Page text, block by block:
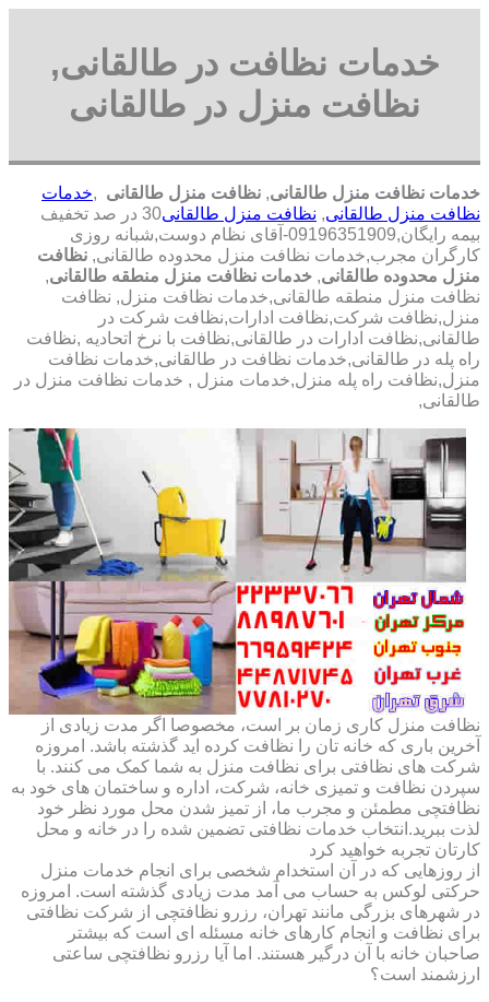
خدمات نظافت در طالقانی,
نظافت منزل در طالقانی
خدمات نظافت منزل طالقانی, نظافت منزل طالقانی ,خدمات
نظافت منزل طالقانی, نظافت منزل طالقانی
30 در صد تخفیف
بیمه رایگان,09196351909-آقای نظام دوست,شبانه روزی
کارگران مجرب,خدمات نظافت منزل محدوده طالقانی, نظافت
منزل محدوده طالقانی, خدمات نظافت منزل منطقه طالقانی,
نظافت منزل منطقه طالقانی,خدمات نظافت منزل, نظافت
منزل,نظافت شرکت,نظافت ادارات,نظافت شرکت در
طالقانی,نظافت ادارات در طالقانی,نظافت با نرخ اتحادیه ,نظافت
راه پله در طالقانی,خدمات نظافت در طالقانی,خدمات نظافت
منزل,نظافت راه پله منزل,خدمات منزل , خدمات نظافت منزل در
طالقانی,
نظافت منزل کاری زمان بر است، مخصوصا اگر مدت زیادی از
آخرین باری که خانه تان را نظافت کرده اید گذشته باشد. امروزه
شرکت های نظافتی برای نظافت منزل به شما کمک می کنند. با
سپردن نظافت و تمیزی خانه، شرکت، اداره و ساختمان های خود به
نظافتچی مطمئن و مجرب ما، از تمیز شدن محل مورد نظر خود
لذت ببرید.انتخاب خدمات نظافتی تضمین شده را در خانه و محل
کارتان تجربه خواهید کرد
از روزهایی که در آن استخدام شخصی برای انجام خدمات منزل
حرکتی لوکس به حساب می آمد مدت زیادی گذشته است. امروزه
در شهرهای بزرگی مانند تهران، رزرو نظافتچی از شرکت نظافتی
برای نظافت و انجام کارهای خانه مسئله ای است که بیشتر
صاحبان خانه با آن درگیر هستند. اما آیا رزرو نظافتچی ساعتی
ارزشمند است؟